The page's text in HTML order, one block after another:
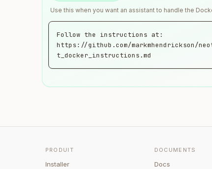
Use this when you want an assistant to handle the
Follow the instructions at:
https://github.com/markmhendrickson/
t_docker_instructions.md
PRODUIT
Installer
DOCUMENTS
Docs